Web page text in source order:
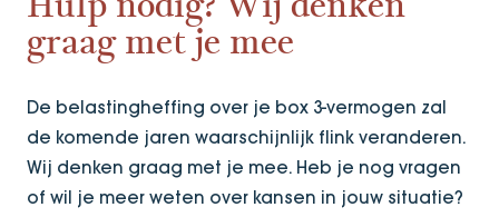
Hulp nodig? Wij denken
graag met je mee
De belastingheffing over je box 3-vermogen zal
de komende jaren waarschijnlijk flink veranderen.
Wij denken graag met je mee. Heb je nog vragen
of wil je meer weten over kansen in jouw situatie?